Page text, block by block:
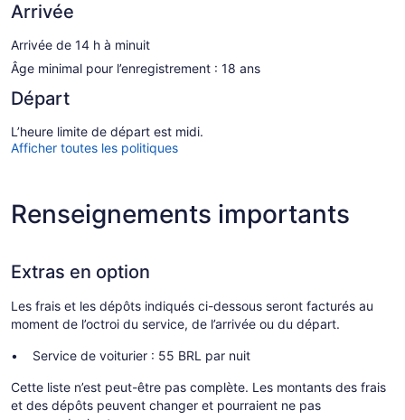
Arrivée
Arrivée de 14 h à minuit
Âge minimal pour l’enregistrement : 18 ans
Départ
L’heure limite de départ est midi.
Afficher toutes les politiques
Renseignements importants
Extras en option
Les frais et les dépôts indiqués ci-dessous seront facturés au
moment de l’octroi du service, de l’arrivée ou du départ.
Service de voiturier : 55 BRL par nuit
Cette liste n’est peut-être pas complète. Les montants des frais
et des dépôts peuvent changer et pourraient ne pas